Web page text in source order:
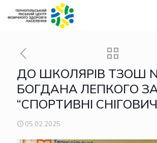
ДО ШКОЛЯРІВ ТЗОШ
БОГДАНА ЛЕПКОГО
“СПОРТИВНІ
05.02.2025